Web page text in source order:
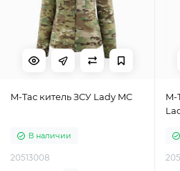
M-Tac китель ЗСУ Lady MC
В наличии
20513008
M-